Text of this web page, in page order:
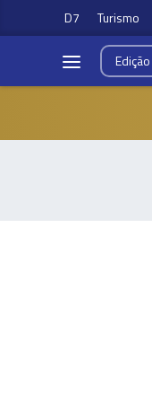
D7 Turismo
Edição